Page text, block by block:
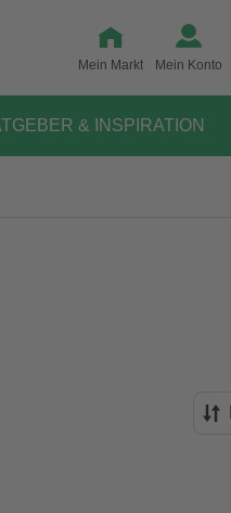
Mein Markt Mein Konto
& INSPIRATION